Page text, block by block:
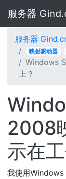
服务器
服务器
映射驱动器
Windows
上？
2008
示在
我使用Windows